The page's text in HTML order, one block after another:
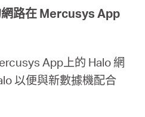
路在 Mercusys App
App上的 Halo 網
以便與新數據機配合